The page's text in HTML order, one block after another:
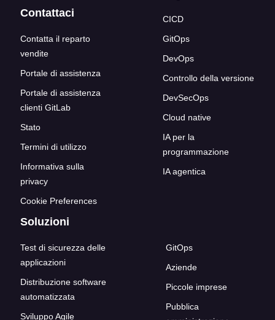
Contattaci
Contatta il reparto
vendite
Portale di assistenza
Portale di assistenza
clienti GitLab
Stato
Termini di utilizzo
Informativa sulla
privacy
Cookie Preferences
CICD
GitOps
DevOps
Controllo della versione
DevSecOps
Cloud native
IA per la
programmazione
IA agentica
Soluzioni
Test di sicurezza delle
applicazioni
Distribuzione software
automatizzata
Sviluppo Agile
GitOps
Aziende
Piccole imprese
Pubblica